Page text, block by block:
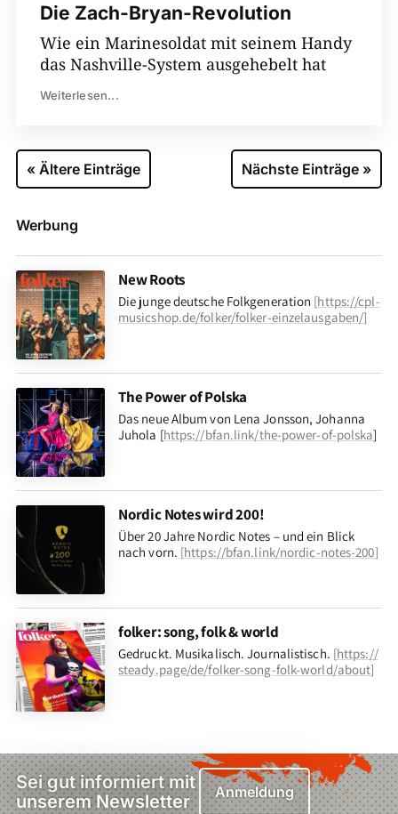
Die Zach-Bryan-Revolution
Wie ein Marinesoldat mit seinem Handy
das Nashville-System ausgehebelt hat
Weiterlesen...
« Ältere Einträge Nächste Einträge »
Werbung
New Roots
Die junge deutsche Folkgeneration [https://cpl-
musicshop.de/folker/folker-einzelausgaben/]
The Power of Polska
Das neue Album von Lena Jonsson, Johanna
Juhola [https://bfan.link/the-power-of-polska]
Nordic Notes wird 200!
Über 20 Jahre Nordic Notes – und ein Blick
nach vorn. [https://bfan.link/nordic-notes-200]
folker: song, folk & world
Gedruckt. Musikalisch. Journalistisch. [https://
steady.page/de/folker-song-folk-world/about]
Sei gut informiert mit
unserem Newsletter
Anmeldung